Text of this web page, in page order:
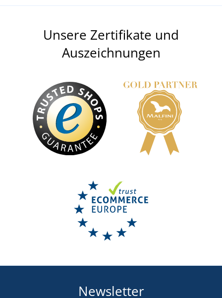
Unsere Zertifikate und
Auszeichnungen
Newsletter